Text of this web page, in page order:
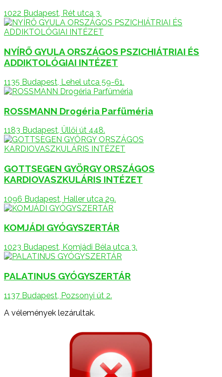
1022 Budapest, Rét utca 3.
NYÍRŐ GYULA ORSZÁGOS PSZICHIÁTRIAI ÉS
ADDIKTOLÓGIAI INTÉZET
1135 Budapest, Lehel utca 59-61.
ROSSMANN Drogéria Parfüméria
1183 Budapest, Üllői út 448.
GOTTSEGEN GYÖRGY ORSZÁGOS
KARDIOVASZKULÁRIS INTÉZET
1096 Budapest, Haller utca 29.
KOMJÁDI GYÓGYSZERTÁR
1023 Budapest, Komjádi Béla utca 3.
PALATINUS GYÓGYSZERTÁR
1137 Budapest, Pozsonyi út 2.
A vélemények lezárultak.